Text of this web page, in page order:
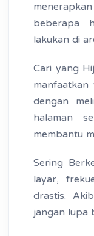
beberapa
lakukan di
Cari yang
dengan
halaman
membantu
Sering
layar,
drastis.
jangan lupa